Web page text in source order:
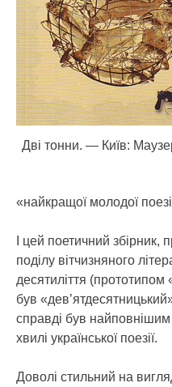
Дві тонни. — Київ:
«найкращої молодої
І цей поетичний
поділу вітчизняного
десятиліття
був
справді був найповнішим
хвилі української поезії.
Доволі стильний на